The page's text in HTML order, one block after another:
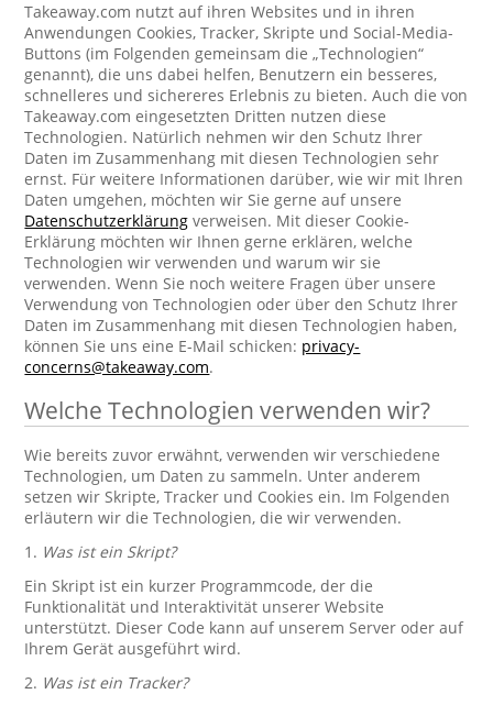
Takeaway.com nutzt auf ihren Websites und in ihren
Anwendungen Cookies, Tracker, Skripte und Social-Media-
Buttons (im Folgenden gemeinsam die „Technologien“
genannt), die uns dabei helfen, Benutzern ein besseres,
schnelleres und sichereres Erlebnis zu bieten. Auch die von
Takeaway.com eingesetzten Dritten nutzen diese
Technologien. Natürlich nehmen wir den Schutz Ihrer
Daten im Zusammenhang mit diesen Technologien sehr
ernst. Für weitere Informationen darüber, wie wir mit Ihren
Daten umgehen, möchten wir Sie gerne auf unsere
Datenschutzerklärung verweisen. Mit dieser Cookie-
Erklärung möchten wir Ihnen gerne erklären, welche
Technologien wir verwenden und warum wir sie
verwenden. Wenn Sie noch weitere Fragen über unsere
Verwendung von Technologien oder über den Schutz Ihrer
Daten im Zusammenhang mit diesen Technologien haben,
können Sie uns eine E-Mail schicken: privacy-
concerns@takeaway.com.
Welche Technologien verwenden wir?
Wie bereits zuvor erwähnt, verwenden wir verschiedene
Technologien, um Daten zu sammeln. Unter anderem
setzen wir Skripte, Tracker und Cookies ein. Im Folgenden
erläutern wir die Technologien, die wir verwenden.
1. Was ist ein Skript?
Ein Skript ist ein kurzer Programmcode, der die
Funktionalität und Interaktivität unserer Website
unterstützt. Dieser Code kann auf unserem Server oder auf
Ihrem Gerät ausgeführt wird.
2. Was ist ein Tracker?